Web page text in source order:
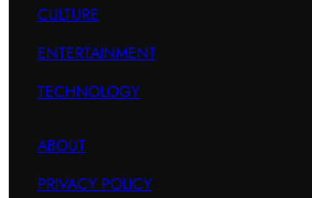
CULTURE
ENTERTAINMENT
TECHNOLOGY
ABOUT
PRIVACY POLICY